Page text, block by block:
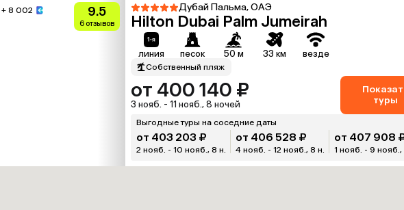
+ 8 002 9.5
6 отзывов
Дубай Пальма, ОАЭ
Hilton Dubai Palm Jumeirah
линия песок 50 м 33 км везде
Собственный пляж
от 400 140 ₽
3 нояб. - 11 нояб., 8 ночей
туры
Выгодные туры на соседние даты
от 403 203 ₽
2 нояб. - 10 нояб., 8 н.
от 406 528 ₽
4 нояб. - 12 нояб., 8 н.
от 407 908
1 нояб. - 9 нояб.,